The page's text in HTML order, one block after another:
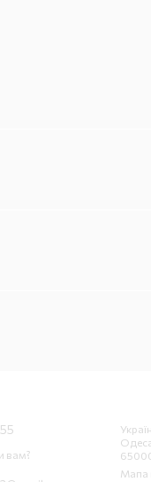
вам?
Мапа